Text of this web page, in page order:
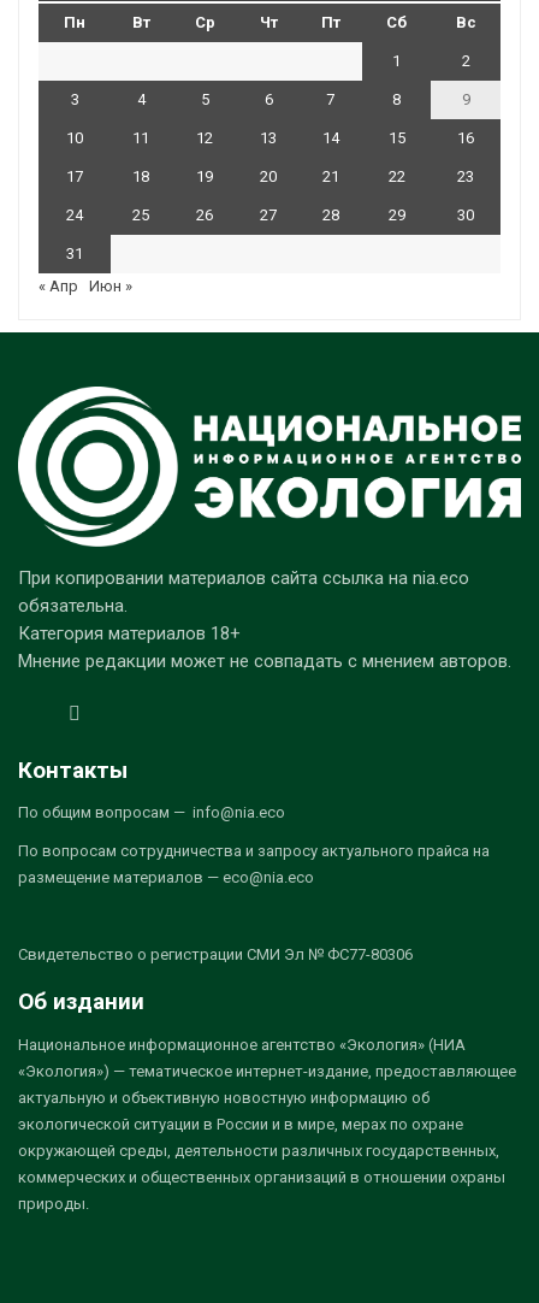
Пн Вт Ср Чт Пт Сб Вс
1 2
3 4 5 6 7 8 9
10 11 12 13 14 15 16
17 18 19 20 21 22 23
24 25 26 27 28 29 30
31
« Апр
Июн »
При копировании материалов сайта ссылка на nia.eco
обязательна.
Категория материалов 18+
Мнение редакции может не совпадать с мнением авторов.
Контакты
По общим вопросам — info@nia.eco
По вопросам сотрудничества и запросу актуального прайса на
размещение материалов — eco@nia.eco
Свидетельство о регистрации СМИ Эл № ФС77-80306
Об издании
Национальное информационное агентство «Экология» (НИА
«Экология») — тематическое интернет-издание, предоставляющее
актуальную и объективную новостную информацию об
экологической ситуации в России и в мире, мерах по охране
окружающей среды, деятельности различных государственных,
коммерческих и общественных организаций в отношении охраны
природы.